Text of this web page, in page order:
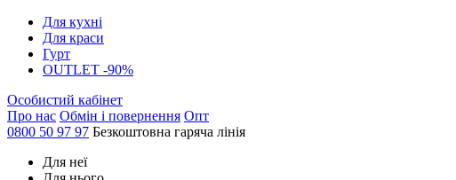
Для кухні
Для краси
Гурт
OUTLET -90%
Особистий кабінет
Про нас Обмін і повернення Опт
0800 50 97 97 Безкоштовна гаряча лінія
Для неї